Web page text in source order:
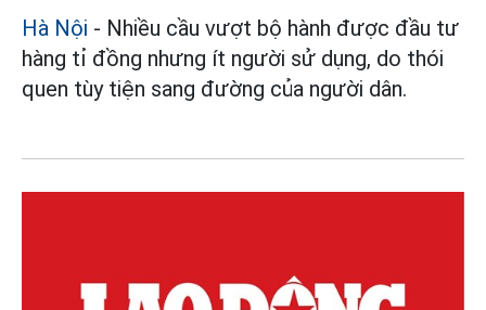
Hà Nội - Nhiều cầu vượt bộ hành được đầu tư
hàng tỉ đồng nhưng ít người sử dụng, do thói
quen tùy tiện sang đường của người dân.